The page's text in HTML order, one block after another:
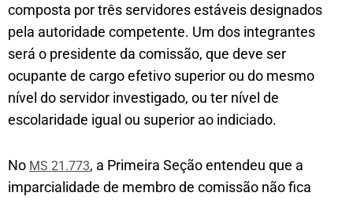
composta por três servidores estáveis designados
pela autoridade competente. Um dos integrantes
será o presidente da comissão, que deve ser
ocupante de cargo efetivo superior ou do mesmo
nível do servidor investigado, ou ter nível de
escolaridade igual ou superior ao indiciado.
No MS 21.773, a Primeira Seção entendeu que a
imparcialidade de membro de comissão não fica